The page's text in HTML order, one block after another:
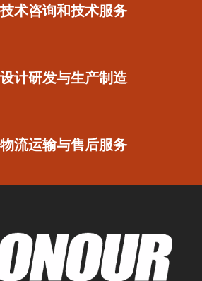
技术咨询和技术服务
设计研发与生产制造
物流运输与售后服务